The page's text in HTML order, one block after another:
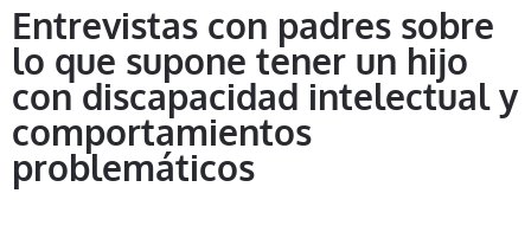
Entrevistas con padres sobre
lo que supone tener un hijo
con discapacidad intelectual y
comportamientos
problemáticos